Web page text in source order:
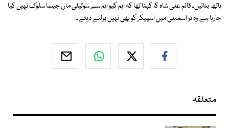
ہاتھ بٹائیں۔ قائم علی شاہ کا کہنا تھا کہ ایم کیو ایم سے سوتیلی ماں جیسا سلوک نہیں کیا
جارہا ہے وہ تو اسمبلی میں اسپیکر کو بھی نہیں بولنے دیتے۔
متعلقہ